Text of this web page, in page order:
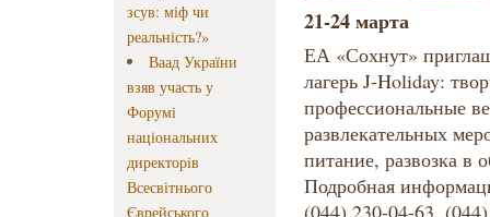
зсув: міф чи
реальність?»
Ваад України
взяв участь у
Форумі
національних
директорів
Всесвітнього
Єврейського
21-24 марта
ЕА «Сохнут»
лагерь J-Holiday:
профессиональные
развлекательных
питание, развозка в
Подробная
(044) 230-04-63,